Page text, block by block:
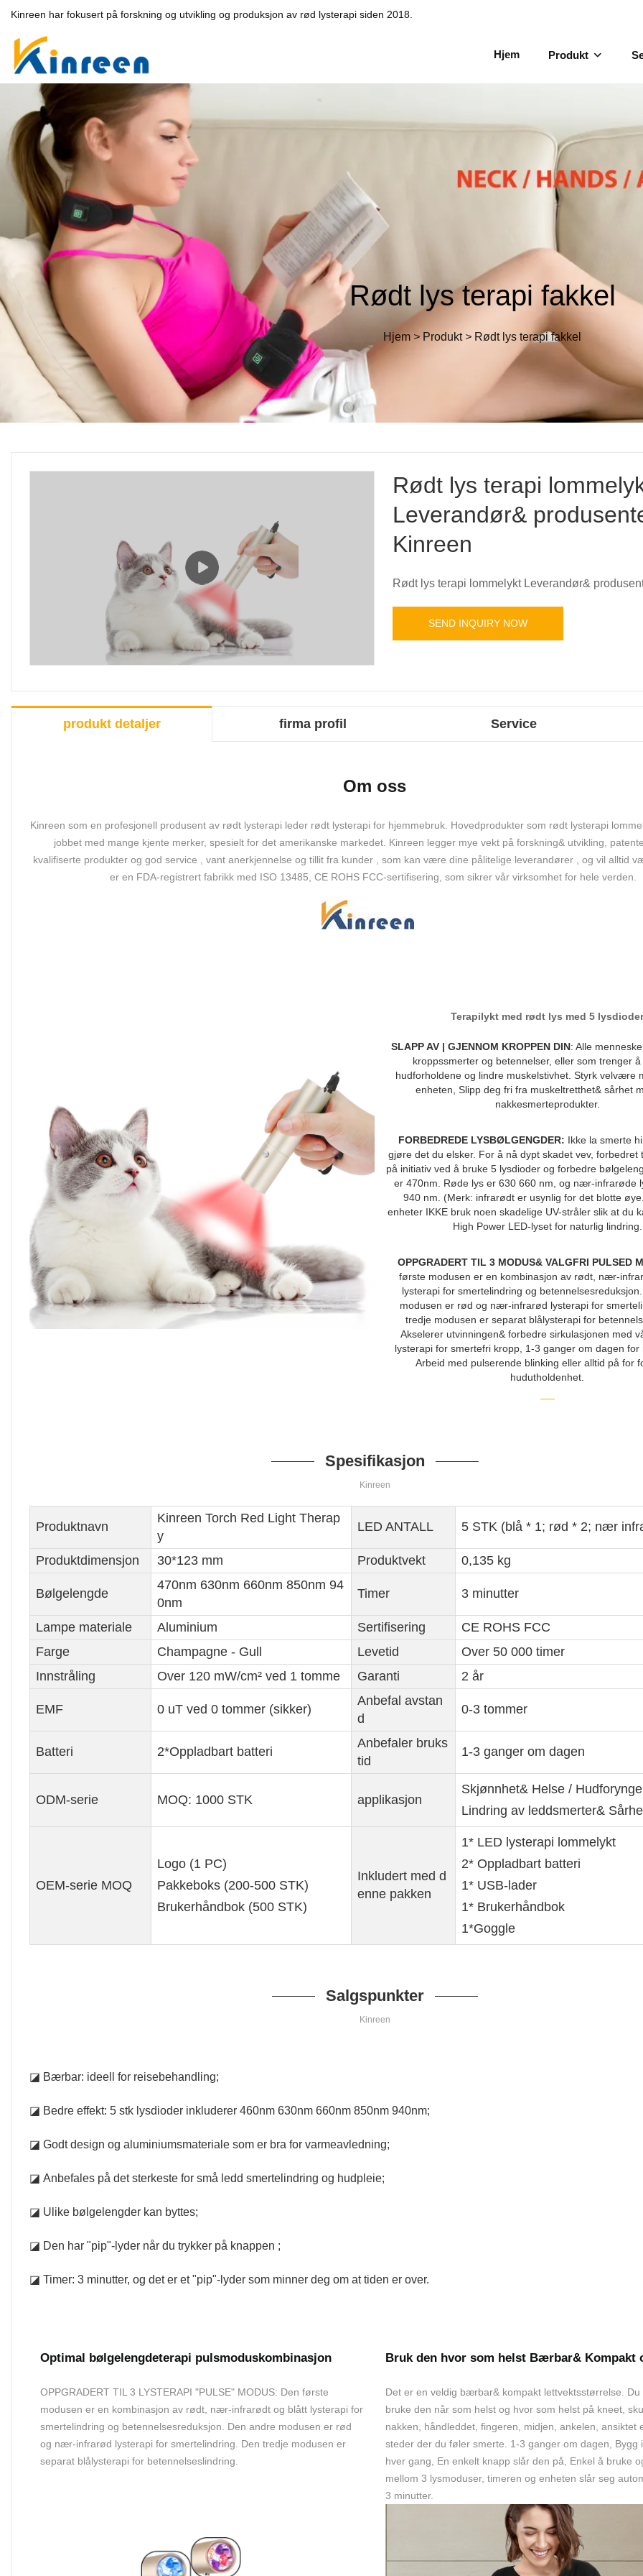
Kinreen har fokusert på forskning og utvikling og produksjon av rød lysterapi siden 2018.
Hjem Produkt
Rødt lys terapi fakkel
Hjem > Produkt > Rødt lys terapi fakkel
Rødt lys terapi
Leverandør&
Kinreen
Rødt lys terapi lommelykt Leverandør&
SEND INQUIRY NOW
produkt detaljer firma profil Service
Om oss
Kinreen som en profesjonell produsent av rødt lysterapi leder rødt lysterapi for hjemmebruk. Hovedprodukter som rødt lysterapi
jobbet med mange kjente merker, spesielt for det amerikanske markedet. Kinreen legger mye vekt på forskning& utvikling,
kvalifiserte produkter og god service , vant anerkjennelse og tillit fra kunder , som kan være dine pålitelige leverandører , og vil alltid
er en FDA-registrert fabrikk med ISO 13485, CE ROHS FCC-sertifisering, som sikrer vår virksomhet for hele verden.
Terapilykt med rødt lys med 5 lysdioder
SLAPP AV | GJENNOM KROPPEN DIN: Alle
kroppssmerter og betennelser, eller som trenger
hudforholdene og lindre muskelstivhet. Styrk velvære
enheten, Slipp deg fri fra muskeltretthet& sårhet
nakkesmerteprodukter.
FORBEDREDE LYSBØLGENGDER: Ikke la smerte
gjøre det du elsker. For å nå dypt skadet vev, forbedret
på initiativ ved å bruke 5 lysdioder og forbedre
er 470nm. Røde lys er 630 660 nm, og nær-infrarøde
940 nm. (Merk: infrarødt er usynlig for det blotte
enheter IKKE bruk noen skadelige UV-stråler slik at du
High Power LED-lyset for naturlig lindring.
OPPGRADERT TIL 3 MODUS& VALGFRI PULSED
første modusen er en kombinasjon av rødt, nær-
lysterapi for smertelindring og
modusen er rød og nær-infrarød lysterapi for
tredje modusen er separat blålysterapi for
Akselerer utvinningen& forbedre sirkulasjonen med
lysterapi for smertefri kropp, 1-3 ganger om dagen for
Arbeid med pulserende blinking eller alltid på for
hudutholdenhet.
Spesifikasjon
Kinreen
Produktnavn
Kinreen Torch Red Light Therap
y
LED ANTALL 5 STK (blå * 1; rød * 2; nær
Produktdimensjon 30*123 mm Produktvekt 0,135 kg
Bølgelengde
470nm 630nm 660nm 850nm 94
0nm
Timer 3 minutter
Lampe materiale Aluminium Sertifisering
CE ROHS FCC
Farge
Champagne - Gull Levetid
Over 50 000 timer
Innstråling
Over 120 mW/cm² ved 1 tomme Garanti 2 år
EMF 0 uT ved 0 tommer (sikker)
Anbefal avstan
d
0-3 tommer
Batteri 2*Oppladbart batteri
Anbefaler bruks
tid
1-3 ganger om dagen
ODM-serie MOQ: 1000 STK applikasjon
Skjønnhet& Helse /
Lindring av leddsmerter&
OEM-serie MOQ
Logo (1 PC)
Pakkeboks (200-500 STK)
Brukerhåndbok (500 STK)
Inkludert med d
enne pakken
1* LED lysterapi lommelykt
2* Oppladbart batteri
1* USB-lader
1* Brukerhåndbok
1*Goggle
Salgspunkter
Kinreen
◪ Bærbar: ideell for reisebehandling;
◪ Bedre effekt: 5 stk lysdioder inkluderer 460nm 630nm 660nm 850nm 940nm;
◪ Godt design og aluminiumsmateriale som er bra for varmeavledning;
◪ Anbefales på det sterkeste for små ledd smertelindring og hudpleie;
◪ Ulike bølgelengder kan byttes;
◪ Den har "pip"-lyder når du trykker på knappen ;
◪ Timer: 3 minutter, og det er et "pip"-lyder som minner deg om at tiden er over.
Optimal bølgelengdeterapi pulsmoduskombinasjon
OPPGRADERT TIL 3 LYSTERAPI "PULSE" MODUS: Den første
modusen er en kombinasjon av rødt, nær-infrarødt og blått lysterapi for
smertelindring og betennelsesreduksjon. Den andre modusen er rød
og nær-infrarød lysterapi for smertelindring. Den tredje modusen er
separat blålysterapi for betennelseslindring.
Bruk den hvor som helst Bærbar& Kompakt
Det er en veldig bærbar& kompakt lettvektsstørrelse. Du
bruke den når som helst og hvor som helst på kneet,
nakken, håndleddet, fingeren, midjen, ankelen, ansiktet
steder der du føler smerte. 1-3 ganger om dagen, Bygg
hver gang, En enkelt knapp slår den på, Enkel å bruke
mellom 3 lysmoduser, timeren og enheten slår seg
3 minutter.